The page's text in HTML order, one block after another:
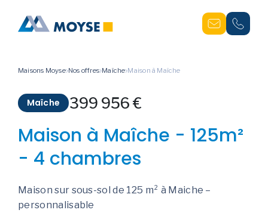
Maisons Moyse Nos offres Maîche Maison à Maîche
Maîche 399 956 €
Maison à Maîche - 125m²
- 4 chambres
Maison sur sous-sol de 125 m² à Maiche –
personnalisable